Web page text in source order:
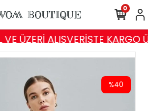
ÜZERİ ALIŞVERİŞTE KARGO
0
%40